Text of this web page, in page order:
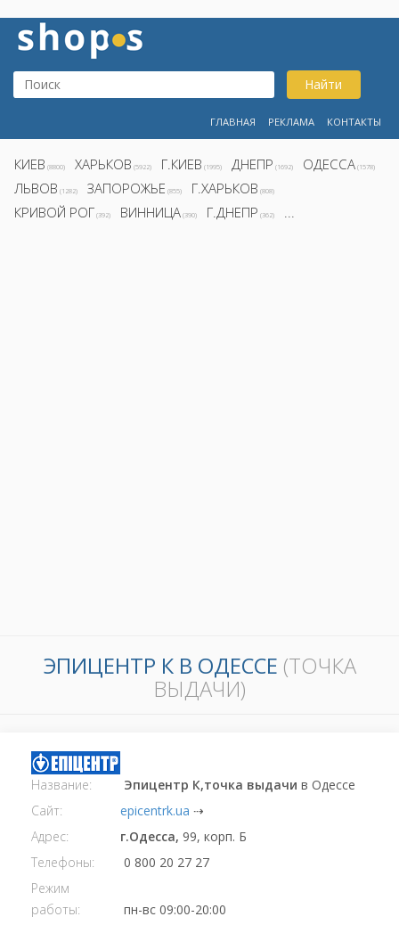
Найти
ГЛАВНАЯ РЕКЛАМА КОНТАКТЫ
КИЕВ (8800) ХАРЬКОВ (5922) Г.КИЕВ (1995) ДНЕПР (1692) ОДЕССА (1578)
ЛЬВОВ (1282) ЗАПОРОЖЬЕ (855) Г.ХАРЬКОВ (808)
КРИВОЙ РОГ (392) ВИННИЦА (390) Г.ДНЕПР (362) ...
ЭПИЦЕНТР К В ОДЕССЕ (ТОЧКА
ВЫДАЧИ)
Название: Эпицентр К,точка выдачи в Одессе
Сайт:
epicentrk.ua ⇢
Адрес:
г.Одесса, 99, корп. Б
Телефоны:
0 800 20 27 27
Режим
работы:
пн-вс 09:00-20:00